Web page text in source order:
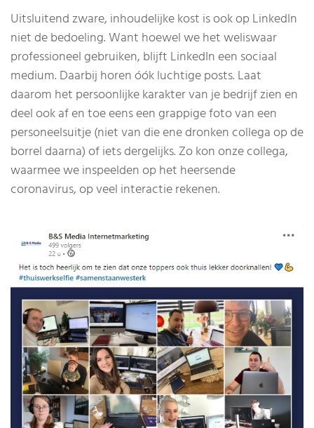
Uitsluitend zware, inhoudelijke kost is ook op LinkedIn
niet de bedoeling. Want hoewel we het weliswaar
professioneel gebruiken, blijft LinkedIn een sociaal
medium. Daarbij horen óók luchtige posts. Laat
daarom het persoonlijke karakter van je bedrijf zien en
deel ook af en toe eens een grappige foto van een
personeelsuitje (niet van die ene dronken collega op de
borrel daarna) of iets dergelijks. Zo kon onze collega,
waarmee we inspeelden op het heersende
coronavirus, op veel interactie rekenen.